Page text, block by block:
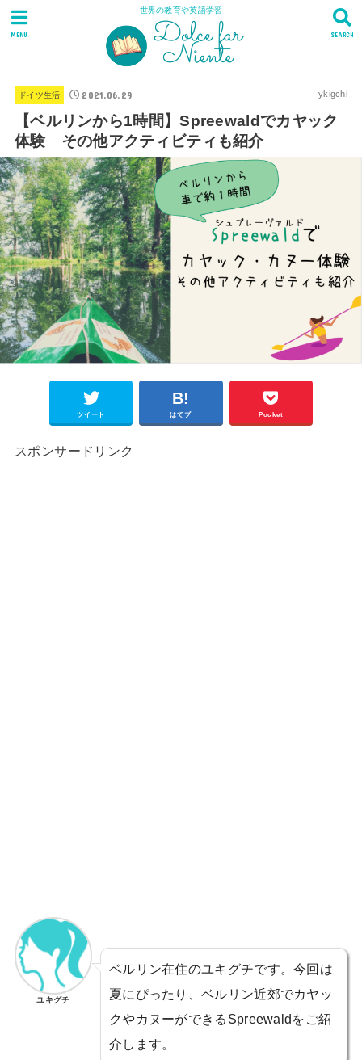
世界の教育や英語学習
SEARCH
MENU
ドイツ生活 2021.06.29 ykigchi
【ベルリンから1時間】Spreewaldでカヤック
体験 その他アクティビティも紹介
ツイート はてブ Pocket
スポンサードリンク
ユキグチ
ベルリン在住のユキグチです。今回は
夏にぴったり、ベルリン近郊でカヤッ
クやカヌーができるSpreewaldをご紹
介します。